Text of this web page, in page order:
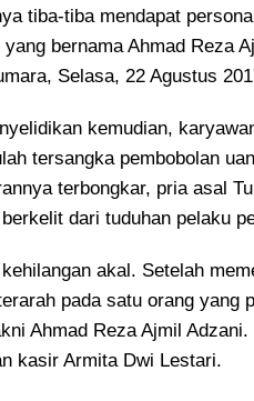
tiba-tiba mendapat
bernama Ahmad Reza
Selasa, 22 Agustus
kemudian,
tersangka pembobolan
terbongkar, pria asal
dari tuduhan pelaku
akal. Setelah
pada satu orang yang
Ahmad Reza Ajmil
kasir Armita Dwi Lestari.